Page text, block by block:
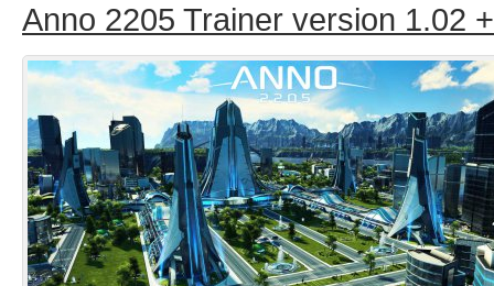
Anno 2205 Trainer version 1.02